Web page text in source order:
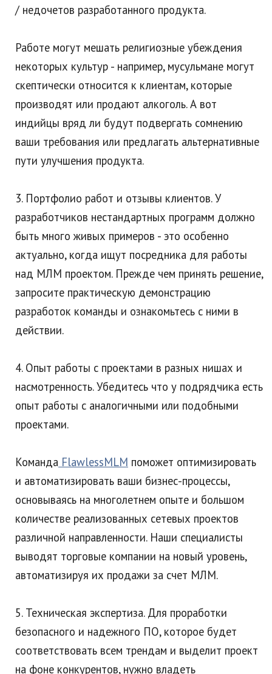
/ недочетов разработанного продукта.
Работе могут мешать религиозные убеждения
некоторых культур - например, мусульмане могут
скептически относится к клиентам, которые
производят или продают алкоголь. А вот
индийцы вряд ли будут подвергать сомнению
ваши требования или предлагать альтернативные
пути улучшения продукта.
3. Портфолио работ и отзывы клиентов. У
разработчиков нестандартных программ должно
быть много живых примеров - это особенно
актуально, когда ищут посредника для работы
над МЛМ проектом. Прежде чем принять решение,
запросите практическую демонстрацию
разработок команды и ознакомьтесь с ними в
действии.
4. Опыт работы с проектами в разных нишах и
насмотренность. Убедитесь что у подрядчика есть
опыт работы с аналогичными или подобными
проектами.
Команда FlawlessMLM поможет оптимизировать
и автоматизировать ваши бизнес-процессы,
основываясь на многолетнем опыте и большом
количестве реализованных сетевых проектов
различной направленности. Наши специалисты
выводят торговые компании на новый уровень,
автоматизируя их продажи за счет МЛМ.
5. Техническая экспертиза. Для проработки
безопасного и надежного ПО, которое будет
соответствовать всем трендам и выделит проект
на фоне конкурентов, нужно владеть